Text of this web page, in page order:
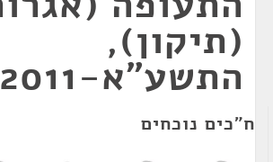
(תיקון),
התשע"א-2011
ח"כים נוכחים